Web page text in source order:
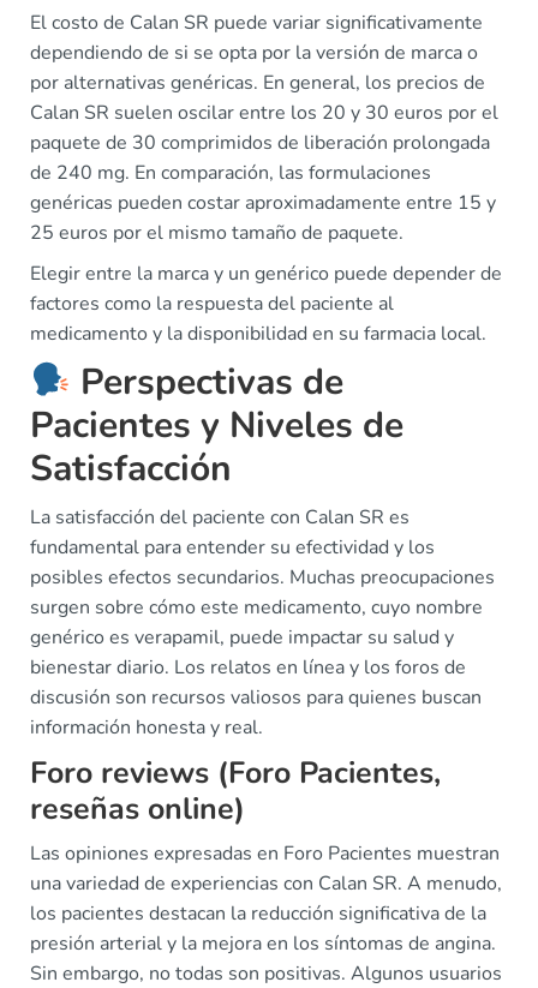
El costo de Calan SR puede variar significativamente
dependiendo de si se opta por la versión de marca o
por alternativas genéricas. En general, los precios de
Calan SR suelen oscilar entre los 20 y 30 euros por el
paquete de 30 comprimidos de liberación prolongada
de 240 mg. En comparación, las formulaciones
genéricas pueden costar aproximadamente entre 15 y
25 euros por el mismo tamaño de paquete.
Elegir entre la marca y un genérico puede depender de
factores como la respuesta del paciente al
medicamento y la disponibilidad en su farmacia local.
Perspectivas de
Pacientes y Niveles de
Satisfacción
La satisfacción del paciente con Calan SR es
fundamental para entender su efectividad y los
posibles efectos secundarios. Muchas preocupaciones
surgen sobre cómo este medicamento, cuyo nombre
genérico es verapamil, puede impactar su salud y
bienestar diario. Los relatos en línea y los foros de
discusión son recursos valiosos para quienes buscan
información honesta y real.
Foro reviews (Foro Pacientes,
reseñas online)
Las opiniones expresadas en Foro Pacientes muestran
una variedad de experiencias con Calan SR. A menudo,
los pacientes destacan la reducción significativa de la
presión arterial y la mejora en los síntomas de angina.
Sin embargo, no todas son positivas. Algunos usuarios